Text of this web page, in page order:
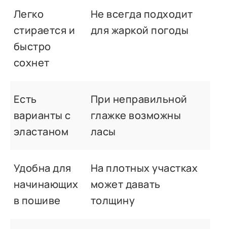
Легко
стирается и
быстро
сохнет
Не всегда подходит
для жаркой погоды
Есть
варианты с
эластаном
При неправильной
глажке возможны
ласы
Удобна для
начинающих
в пошиве
На плотных участках
может давать
толщину